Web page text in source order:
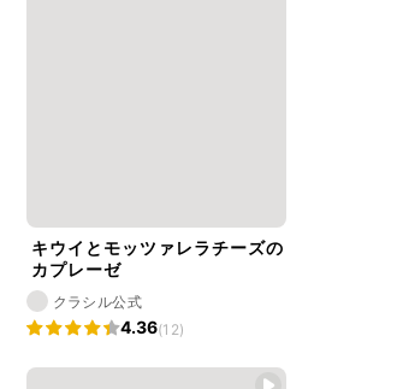
キウイとモッツァレラチーズの
カプレーゼ
クラシル公式
4.36(12)